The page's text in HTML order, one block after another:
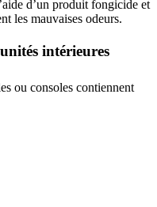
d’un produit fongicide et
les mauvaises odeurs.
intérieures
ou consoles contiennent